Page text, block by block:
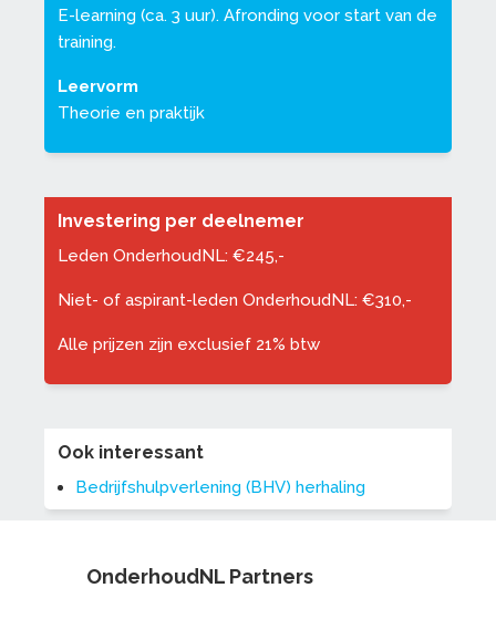
E-learning (ca. 3 uur). Afronding voor start van de
training.
Leervorm
Theorie en praktijk
Investering per deelnemer
Leden OnderhoudNL: €245,-
Niet- of aspirant-leden OnderhoudNL: €310,-
Alle prijzen zijn exclusief 21% btw
Ook interessant
Bedrijfshulpverlening (BHV) herhaling
OnderhoudNL Partners